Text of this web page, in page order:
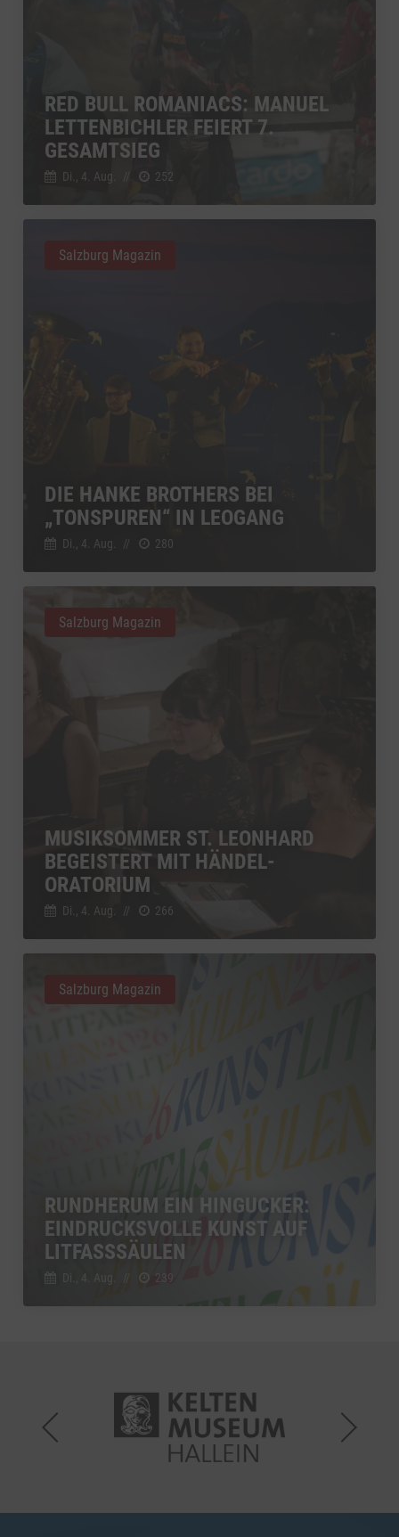
RED BULL ROMANIACS: MANUEL
LETTENBICHLER FEIERT 7.
GESAMTSIEG
Di., 4. Aug. 252
DIE HANKE BROTHERS BEI
„TONSPUREN“ IN LEOGANG
Di., 4. Aug. // 280
Salzburg Magazin
MUSIKSOMMER ST. LEONHARD
BEGEISTERT MIT HÄNDEL-
ORATORIUM
Di., 4. Aug. // 266
Salzburg Magazin
RUNDHERUM EIN HINGUCKER:
EINDRUCKSVOLLE KUNST AUF
LITFASSSÄULEN
Di., 4. Aug. // 239
Salzburg Magazin